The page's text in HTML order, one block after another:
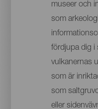
museer och
som
fördjupa dig i
vulkanernas
som är
som
eller